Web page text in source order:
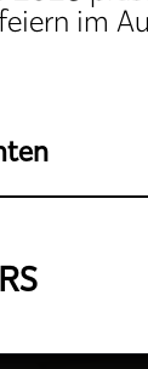
im
Digitalen